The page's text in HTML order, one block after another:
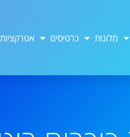
מלונות כרטיסים אטרקציות